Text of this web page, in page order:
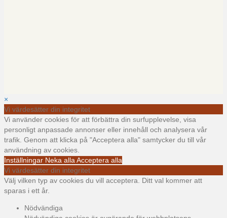
×
Vi värdesätter din integritet
Vi använder cookies för att förbättra din surfupplevelse, visa
personligt anpassade annonser eller innehåll och analysera vår
trafik. Genom att klicka på "Acceptera alla" samtycker du till vår
användning av cookies.
Inställningar Neka alla Acceptera alla
Vi värdesätter din integritet
Välj vilken typ av cookies du vill acceptera. Ditt val kommer att
sparas i ett år.
Nödvändiga